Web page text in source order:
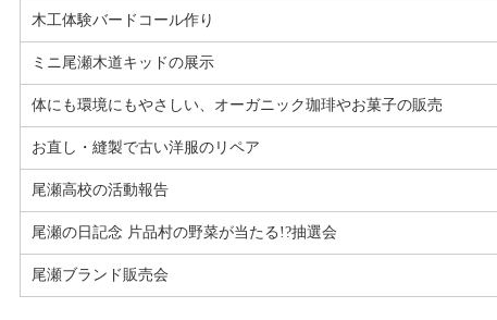
木工体験バードコール作り
ミニ尾瀬木道キッドの展示
体にも環境にもやさしい、オーガニック珈琲やお菓子の販売
お直し・縫製で古い洋服のリペア
尾瀬高校の活動報告
尾瀬の日記念 片品村の野菜が当たる!?抽選会
尾瀬ブランド販売会